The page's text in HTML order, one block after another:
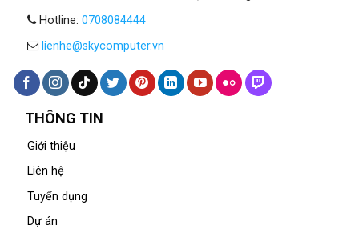
Hotline: 0708084444
lienhe@skycomputer.vn
THÔNG TIN
Giới thiệu
Liên hệ
Tuyển dụng
Dự án